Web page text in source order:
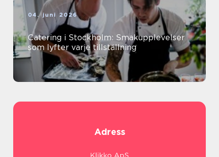
04. juni 2026
Catering i Stockholm: Smakupplevelser
som lyfter varje tillställning
Adress